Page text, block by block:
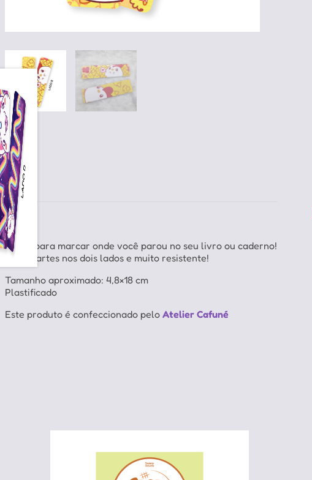
Ótimo para marcar onde você parou no seu livro ou caderno!
Lindas artes nos dois lados e muito resistente!
Tamanho aproximado: 4,8×18 cm
Plastificado
Este produto é confeccionado pelo Atelier Cafuné